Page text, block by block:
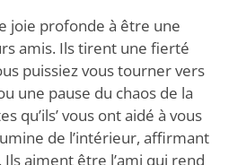
joie profonde à être une
amis. Ils tirent une fierté
puissiez vous tourner vers
une pause du chaos de la
qu’ils’vous ont aidé à vous
de l’intérieur, affirmant
Ils aiment être l’ami qui rend